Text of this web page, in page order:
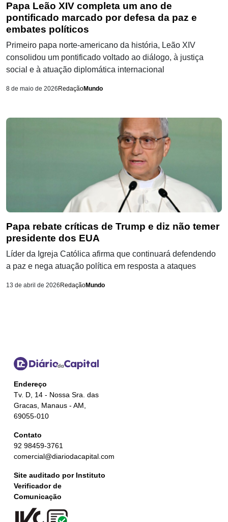
Papa Leão XIV completa um ano de
pontificado marcado por defesa da paz e
embates políticos
Primeiro papa norte-americano da história, Leão XIV
consolidou um pontificado voltado ao diálogo, à justiça
social e à atuação diplomática internacional
8 de maio de 2026 RedaçãoMundo
Papa rebate críticas de Trump e diz não temer
presidente dos EUA
Líder da Igreja Católica afirma que continuará defendendo
a paz e nega atuação política em resposta a ataques
13 de abril de 2026 RedaçãoMundo
Endereço
Tv. D, 14 - Nossa Sra. das
Gracas, Manaus - AM,
69055-010
Contato
92 98459-3761
comercial@diariodacapital.com
Site auditado por Instituto
Verificador de
Comunicação